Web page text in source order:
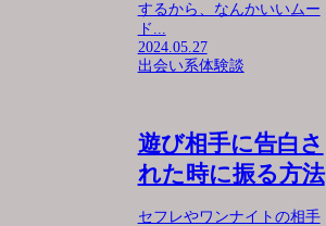
するから、なんかいいムー
ド...
2024.05.27
出会い系体験談
遊び相手に告白さ
れた時に振る方法
セフレやワンナイトの相手